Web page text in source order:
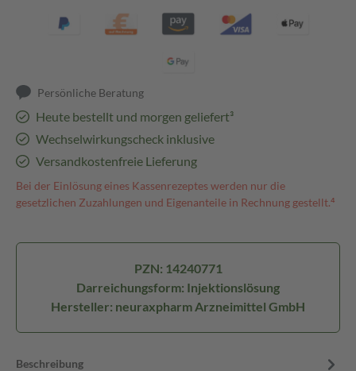
Persönliche Beratung
Heute bestellt und morgen geliefert³
Wechselwirkungscheck inklusive
Versandkostenfreie Lieferung
Bei der Einlösung eines Kassenrezeptes werden nur die
gesetzlichen Zuzahlungen und Eigenanteile in Rechnung gestellt.⁴
PZN: 14240771
Darreichungsform: Injektionslösung
Hersteller: neuraxpharm Arzneimittel GmbH
Beschreibung